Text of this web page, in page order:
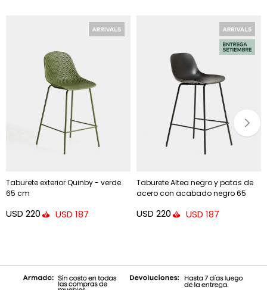
Taburete exterior Quinby - verde
65 cm
USD 220 USD 187
Taburete Altea negro y patas de
acero con acabado negro 65
USD 220 USD 187